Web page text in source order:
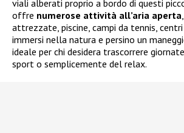
viali alberati proprio a bordo di questi
offre numerose attività all’aria aperta
attrezzate, piscine, campi da tennis,
immersi nella natura e persino un
ideale per chi desidera trascorrere
sport o semplicemente del relax.